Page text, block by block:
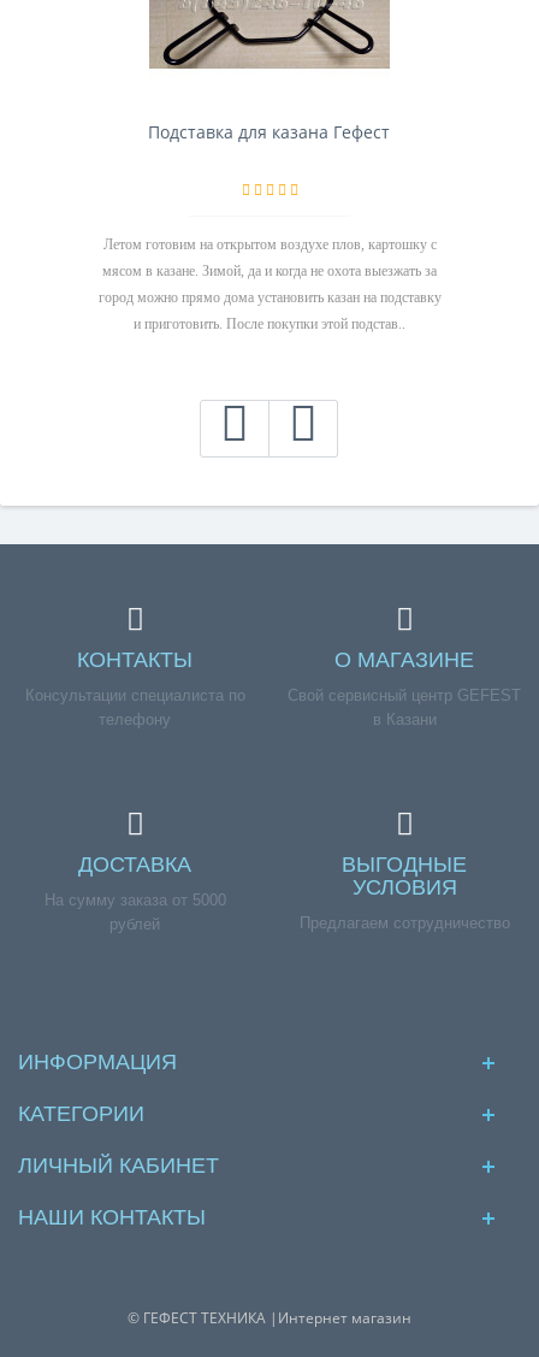
Подставка для казана Гефест
Летом готовим на открытом воздухе плов, картошку с
мясом в казане. Зимой, да и когда не охота выезжать за
город можно прямо дома установить казан на подставку
и приготовить. После покупки этой подстав..
КОНТАКТЫ
Консультации специалиста по
телефону
О МАГАЗИНЕ
Свой сервисный центр GEFEST
в Казани
ДОСТАВКА
На сумму заказа от 5000
рублей
ВЫГОДНЫЕ
УСЛОВИЯ
Предлагаем сотрудничество
ИНФОРМАЦИЯ
КАТЕГОРИИ
ЛИЧНЫЙ КАБИНЕТ
НАШИ КОНТАКТЫ
© ГЕФЕСТ ТЕХНИКА |Интернет магазин